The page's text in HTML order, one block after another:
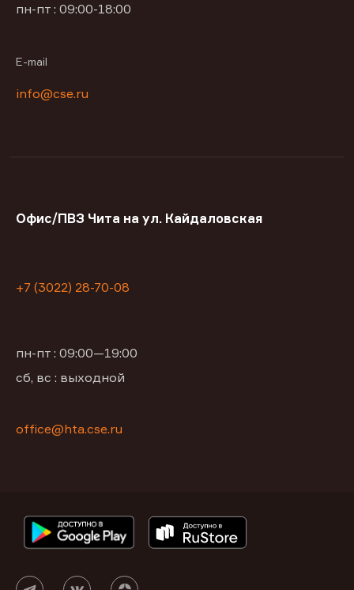
пн-пт : 09:00-18:00
E-mail
info@cse.ru
Офис/ПВЗ Чита на ул. Кайдаловская
+7 (3022) 28-70-08
пн-пт : 09:00—19:00
сб, вс : выходной
office@hta.cse.ru